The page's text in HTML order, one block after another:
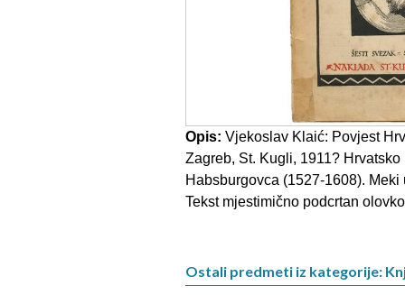
Opis: Vjekoslav Klaić: Povjest
Zagreb, St. Kugli, 1911?
Habsburgovca (1527-1608).
Tekst mjestimično podcrtan
Ostali predmeti iz kategorije: